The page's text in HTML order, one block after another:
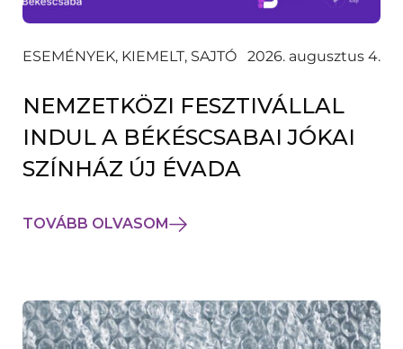
ESEMÉNYEK, KIEMELT, SAJTÓ 2026. augusztus 4.
NEMZETKÖZI FESZTIVÁLLAL
INDUL A BÉKÉSCSABAI JÓKAI
SZÍNHÁZ ÚJ ÉVADA
TOVÁBB OLVASOM